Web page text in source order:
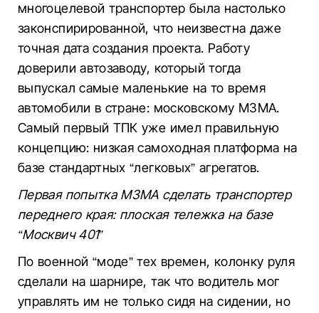
многоцелевой транспортер была настолько
законспирированной, что неизвестна даже
точная дата создания проекта. Работу
доверили автозаводу, который тогда
выпускал самые маленькие на то время
автомобили в стране: московскому МЗМА.
Самый первый ТПК уже имел правильную
концепцию: низкая самоходная платформа на
базе стандартных “легковых” агрегатов.
Первая попытка МЗМА сделать транспортер
переднего края: плоская тележка на базе
“Москвич 401”
По военной “моде” тех времен, колонку руля
сделали на шарнире, так что водитель мог
управлять им не только сидя на сидении, но